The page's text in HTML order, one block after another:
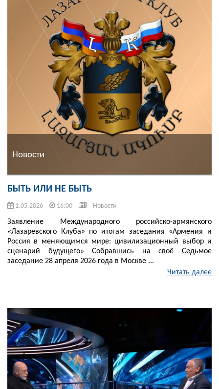
Новости
БЫТЬ ИЛИ НЕ БЫТЬ
1.05.2026 16:00 Новости
Заявление Международного российско-армянского
«Лазаревского Клуба» по итогам заседания «Армения и
Россия в меняющимся мире: цивилизационный выбор и
сценарий будущего» Собравшись на своё Седьмое
заседание 28 апреля 2026 года в Москве ...
Читать далее